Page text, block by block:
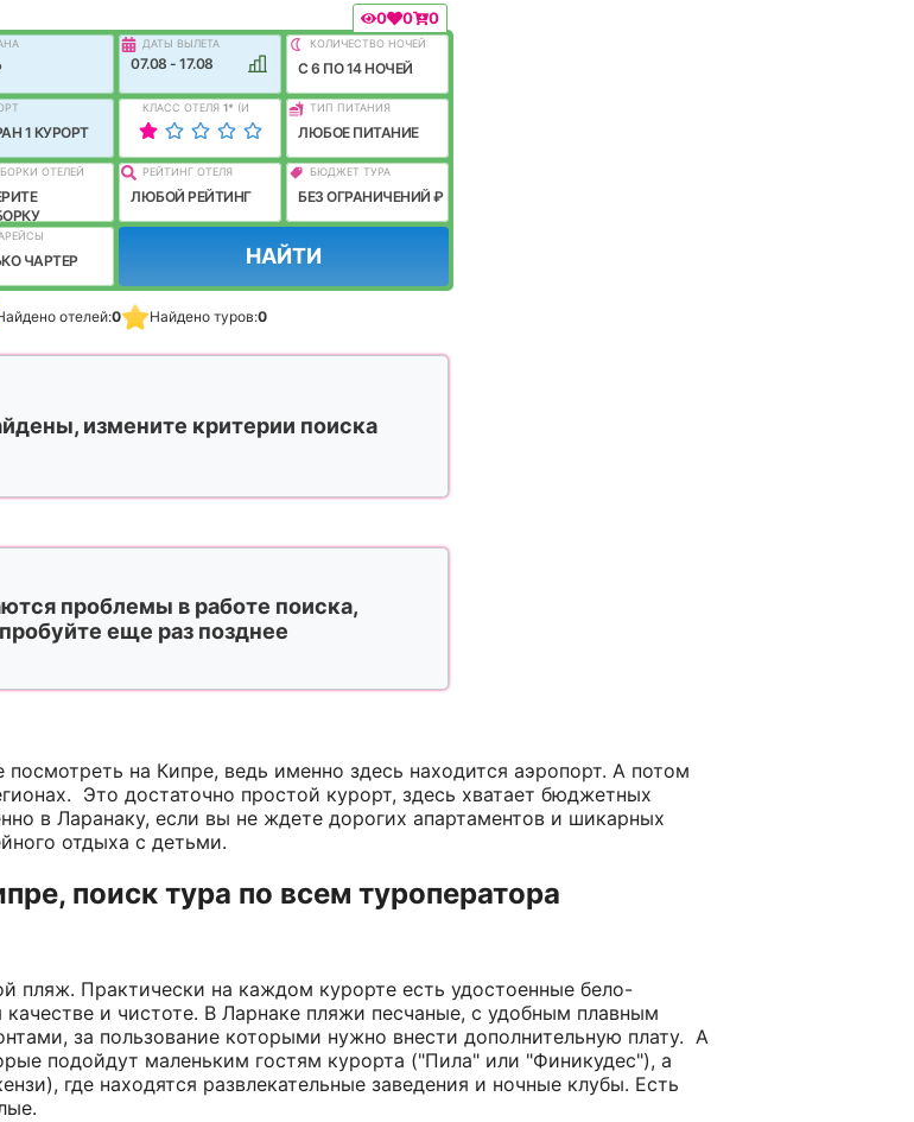
0 0 0
ДАТЫ ВЫЛЕТА
07.08 - 17.08
КОЛИЧЕСТВО НОЧЕЙ
C 6 ПО 14 НОЧЕЙ
1 КУРОРТ
КЛАСС ОТЕЛЯ 1* (И
ЛУЧШЕ)
ТИП ПИТАНИЯ
ЛЮБОЕ ПИТАНИЕ
ОТЕЛЕЙ РЕЙТИНГ ОТЕЛЯ
ЛЮБОЙ РЕЙТИНГ
БЮДЖЕТ ТУРА
БЕЗ ОГРАНИЧЕНИЙ ₽
ЧАРТЕР НАЙТИ
отелей:0 Найдено туров:0
измените критерии поиска
проблемы в работе поиска,
еще раз позднее
на Кипре, ведь именно здесь находится аэропорт. А потом
Это достаточно простой курорт, здесь хватает бюджетных
в Ларанаку, если вы не ждете дорогих апартаментов и шикарных
отдыха с детьми.
поиск тура по всем туроператора
пляж. Практически на каждом курорте есть удостоенные бело-
и чистоте. В Ларнаке пляжи песчаные, с удобным плавным
за пользование которыми нужно внести дополнительную плату. А
подойдут маленьким гостям курорта ("Пила" или "Финикудес"), а
где находятся развлекательные заведения и ночные клубы. Есть